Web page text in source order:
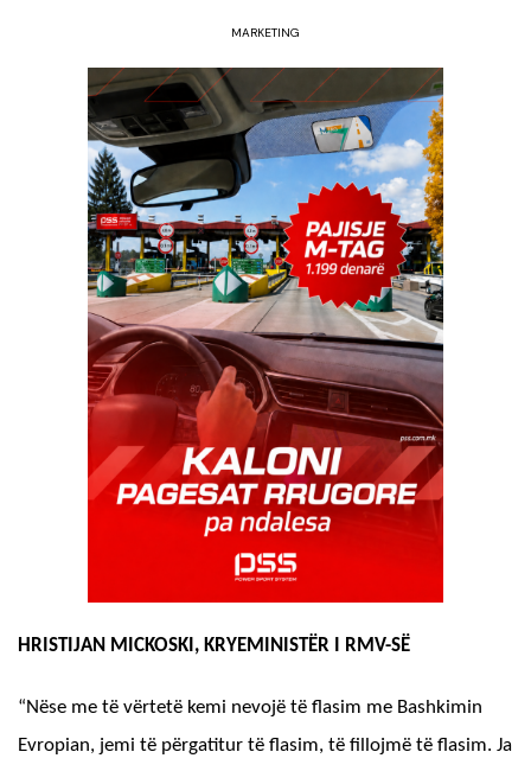
MARKETING
HRISTIJAN MICKOSKI, KRYEMINISTËR I RMV-SË
“Nëse me të vërtetë kemi nevojë të flasim me Bashkimin
Evropian, jemi të përgatitur të flasim, të fillojmë të flasim. Ja